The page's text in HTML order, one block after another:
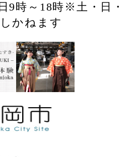
9時～18時※土・日・
かねます